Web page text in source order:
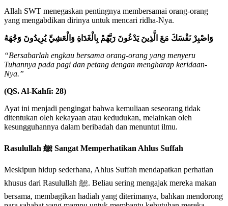
Allah SWT menegaskan pentingnya membersamai orang-orang
yang mengabdikan dirinya untuk mencari ridha-Nya.
وَاصْبِرْ نَفْسَكَ مَعَ الَّذِينَ يَدْعُونَ رَبَّهُمْ بِالْغَدَاةِ وَالْعَشِيِّ يُرِيدُونَ وَجْهَهُ
“Bersabarlah engkau bersama orang-orang yang menyeru
Tuhannya pada pagi dan petang dengan mengharap keridaan-
Nya.”
(QS. Al-Kahfi: 28)
Ayat ini menjadi pengingat bahwa kemuliaan seseorang tidak
ditentukan oleh kekayaan atau kedudukan, melainkan oleh
kesungguhannya dalam beribadah dan menuntut ilmu.
Rasulullah ﷺ Sangat Memperhatikan Ahlus Suffah
Meskipun hidup sederhana, Ahlus Suffah mendapatkan perhatian
khusus dari Rasulullah ﷺ. Beliau sering mengajak mereka makan
bersama, membagikan hadiah yang diterimanya, bahkan mendorong